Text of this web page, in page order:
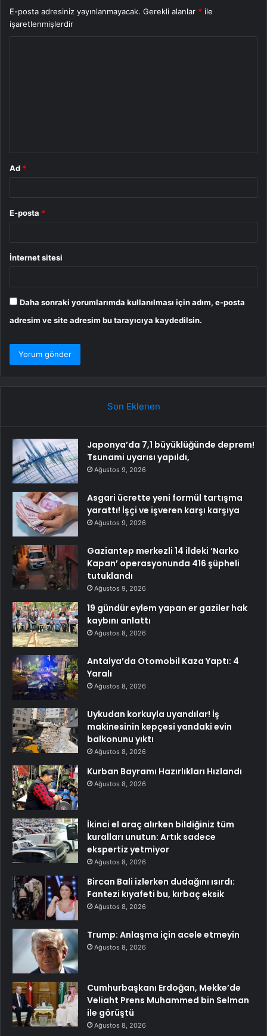
E-posta adresiniz yayınlanmayacak. Gerekli alanlar * ile
işaretlenmişlerdir
Ad *
E-posta *
İnternet sitesi
Daha sonraki yorumlarımda kullanılması için adım, e-posta
adresim ve site adresim bu tarayıcıya kaydedilsin.
Son Eklenen
Japonya’da 7,1 büyüklüğünde deprem!
Tsunami uyarısı yapıldı,
Ağustos 9, 2026
Asgari ücrette yeni formül tartışma
yarattı! İşçi ve işveren karşı karşıya
Ağustos 9, 2026
Gaziantep merkezli 14 ildeki ‘Narko
Kapan’ operasyonunda 416 şüpheli
tutuklandı
Ağustos 9, 2026
19 gündür eylem yapan er gaziler hak
kaybını anlattı
Ağustos 8, 2026
Antalya’da Otomobil Kaza Yaptı: 4
Yaralı
Ağustos 8, 2026
Uykudan korkuyla uyandılar! İş
makinesinin kepçesi yandaki evin
balkonunu yıktı
Ağustos 8, 2026
Kurban Bayramı Hazırlıkları Hızlandı
Ağustos 8, 2026
İkinci el araç alırken bildiğiniz tüm
kuralları unutun: Artık sadece
ekspertiz yetmiyor
Ağustos 8, 2026
Bircan Bali izlerken dudağını ısırdı:
Fantezi kıyafeti bu, kırbaç eksik
Ağustos 8, 2026
Trump: Anlaşma için acele etmeyin
Ağustos 8, 2026
Cumhurbaşkanı Erdoğan, Mekke’de
Veliaht Prens Muhammed bin Selman
ile görüştü
Ağustos 8, 2026